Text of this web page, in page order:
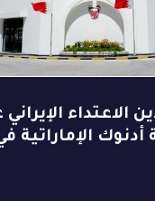
الاعتداء
الإماراتية